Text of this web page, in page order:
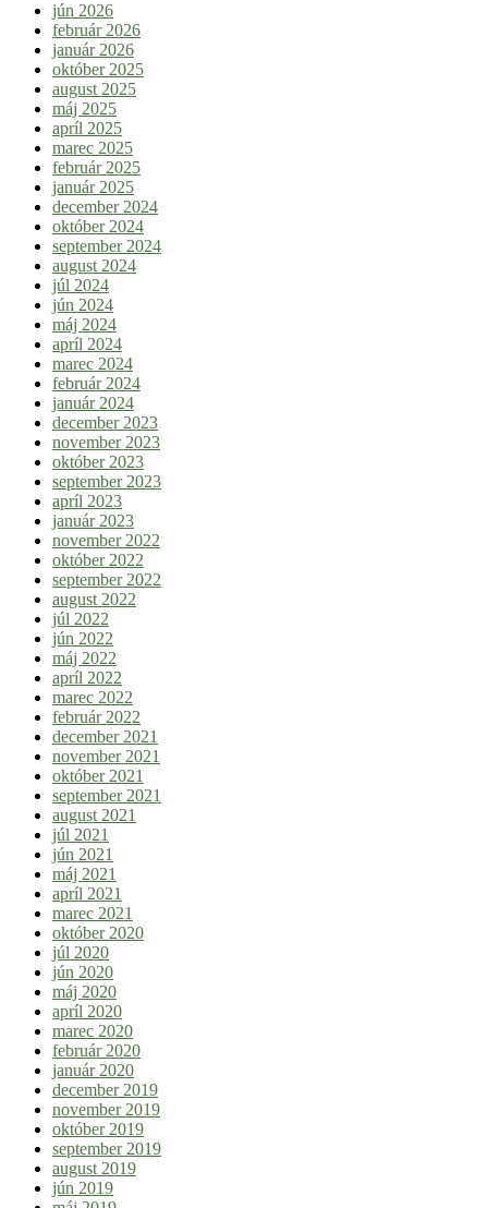
jún 2026
február 2026
január 2026
október 2025
august 2025
máj 2025
apríl 2025
marec 2025
február 2025
január 2025
december 2024
október 2024
september 2024
august 2024
júl 2024
jún 2024
máj 2024
apríl 2024
marec 2024
február 2024
január 2024
december 2023
november 2023
október 2023
september 2023
apríl 2023
január 2023
november 2022
október 2022
september 2022
august 2022
júl 2022
jún 2022
máj 2022
apríl 2022
marec 2022
február 2022
december 2021
november 2021
október 2021
september 2021
august 2021
júl 2021
jún 2021
máj 2021
apríl 2021
marec 2021
október 2020
júl 2020
jún 2020
máj 2020
apríl 2020
marec 2020
február 2020
január 2020
december 2019
november 2019
október 2019
september 2019
august 2019
jún 2019